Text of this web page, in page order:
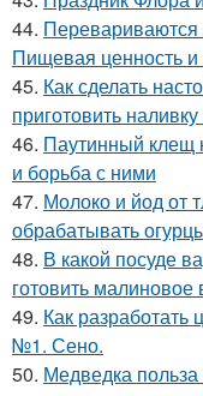
44. Перевариваются
Пищевая ценность и
45. Как сделать
приготовить
46. Паутинный клещ
и борьба с ними
47. Молоко и йод от
обрабатывать
48. В какой посуде
готовить малиновое
49. Как
№1. Сено.
50. Медведка